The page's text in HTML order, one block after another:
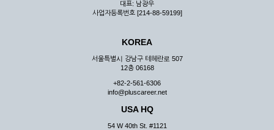
대표: 남광우
사업자등록번호 [214-88-59199]
KOREA
서울특별시 강남구 테헤란로 507
12층 06168
+82-2-561-6306
info@pluscareer.net
USA HQ
54 W 40th St. #1121